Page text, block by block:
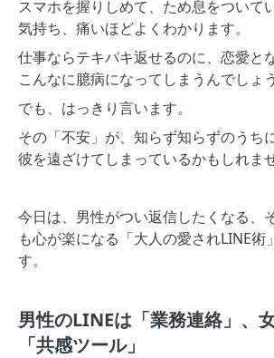
スマホを握りしめて、ため息をついて
気持ち、痛いほどよくわかります。
仕事ならテキパキ返せるのに、恋愛と
こんなに臆病になってしまうんでしょう
でも、はっきり言います。
その「不安」が、知らず知らずのうち
彼を遠ざけてしまっているかもしれませ
今日は、男性がつい返信したくなる、
も心が楽になる「大人の愛されLINE術
す。
男性のLINEは「業務連絡」、
「共感ツール」